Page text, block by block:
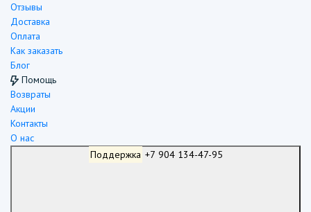
Отзывы
Доставка
Оплата
Как заказать
Блог
Помощь
Возвраты
Акции
Контакты
О нас
Поддержка